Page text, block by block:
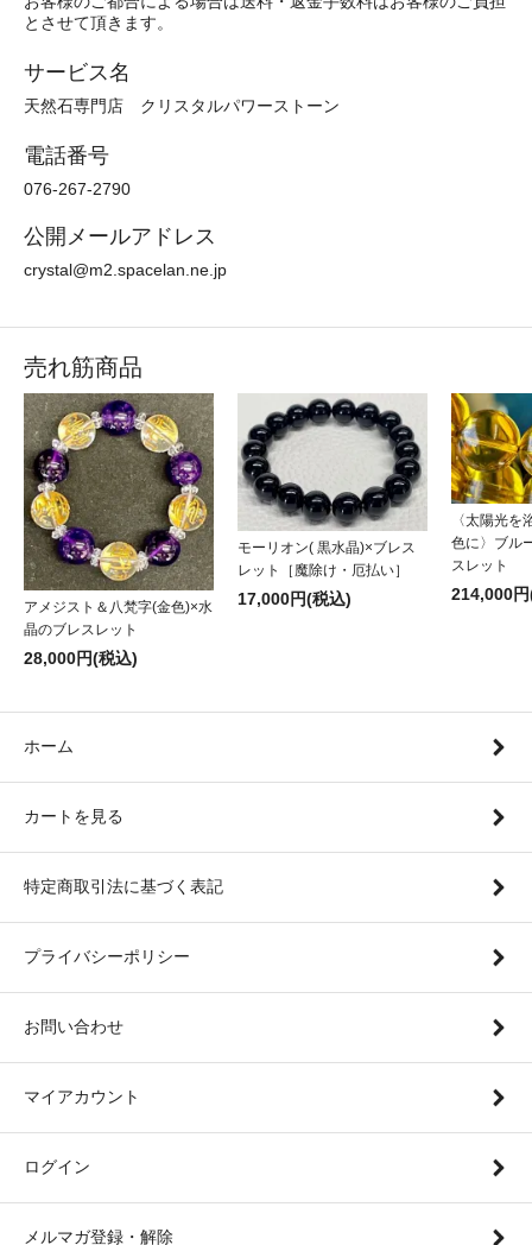
とさせて頂きます。
サービス名
天然石専門店 クリスタルパワーストーン
電話番号
076-267-2790
公開メールアドレス
crystal@m2.spacelan.ne.jp
売れ筋商品
アメジスト＆八梵字(金色)×水
晶のブレスレット
28,000円(税込)
モーリオン( 黒水晶)×ブレス
レット［魔除け・厄払い］
17,000円(税込)
〈太陽光を
色に〉ブル
スレット
214,000
ホーム
カートを見る
特定商取引法に基づく表記
プライバシーポリシー
お問い合わせ
マイアカウント
ログイン
メルマガ登録・解除